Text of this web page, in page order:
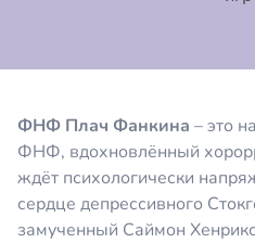
ФНФ Плач Фанкина – это
ФНФ, вдохновлённый
ждёт психологически
сердце депрессивного
замученный Саймон